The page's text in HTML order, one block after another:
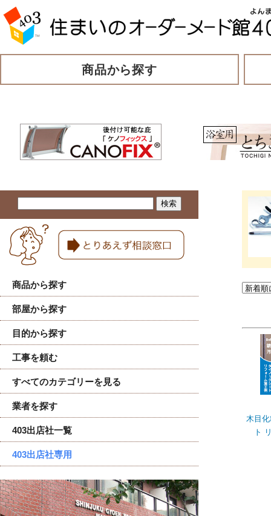
商品から探す
商品から探す
部屋から探す
目的から探す
工事を頼む
すべてのカテゴリーを見る
業者を探す
403出店社一覧
403出店社専用
木目
ト